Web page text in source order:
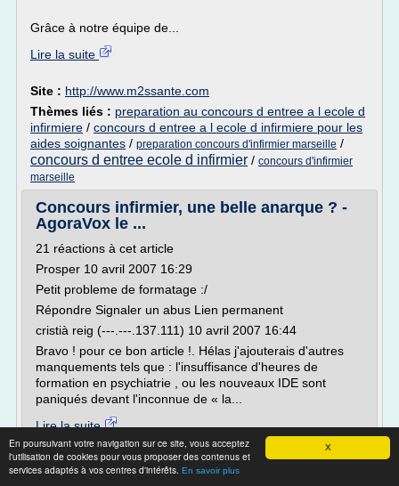
X
En poursuivant votre navigation sur ce site, vous acceptez
l'utilisation de cookies pour vous proposer des contenus et
services adaptés à vos centres d'intérêts. En savoir plus
Grâce à notre équipe de...
Lire la suite
Site : http://www.m2ssante.com
Thèmes liés : preparation au concours d entree a l ecole d
infirmiere / concours d entree a l ecole d infirmiere pour les
aides soignantes / preparation concours d'infirmier marseille /
concours d entree ecole d infirmier / concours d'infirmier
marseille
Concours infirmier, une belle anarque ? -
AgoraVox le ...
21 réactions à cet article
Prosper 10 avril 2007 16:29
Petit probleme de formatage :/
Répondre Signaler un abus Lien permanent
cristià reig (---.---.137.111) 10 avril 2007 16:44
Bravo ! pour ce bon article !. Hélas j'ajouterais d'autres
manquements tels que : l'insuffisance d'heures de
formation en psychiatrie , ou les nouveaux IDE sont
paniqués devant l'inconnue de « la...
Lire la suite
Date:2017-05-16 10:04:00
Site :http://www.agoravox.fr